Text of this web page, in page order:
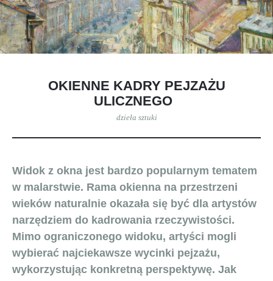
OKIENNE KADRY PEJZAŻU
ULICZNEGO
dzieła sztuki
Widok z okna jest bardzo popularnym tematem
w malarstwie. Rama okienna na przestrzeni
wieków naturalnie okazała się być dla artystów
narzędziem do kadrowania rzeczywistości.
Mimo ograniczonego widoku, artyści mogli
wybierać najciekawsze wycinki pejzażu,
wykorzystując konkretną perspektywę. Jak